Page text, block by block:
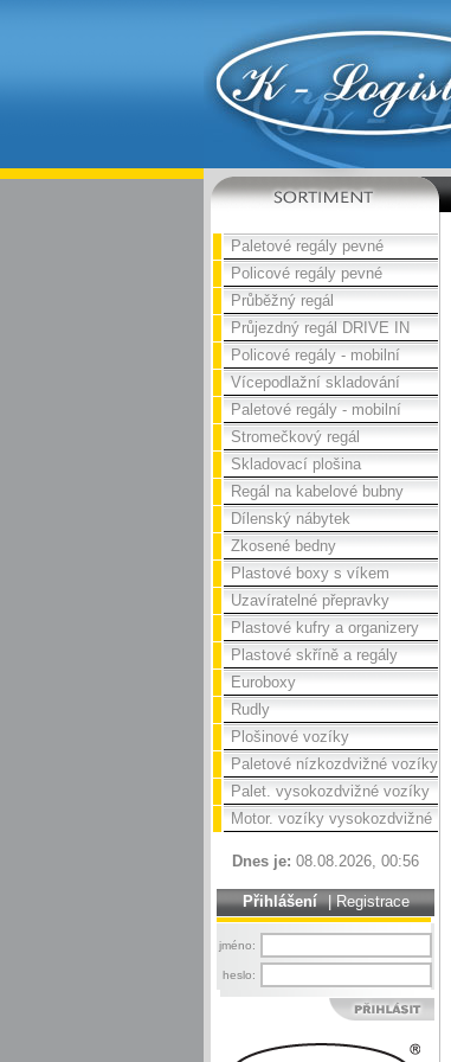
Paletové regály pevné
Policové regály pevné
Průběžný regál
Průjezdný regál DRIVE IN
Policové regály - mobilní
Vícepodlažní skladování
Paletové regály - mobilní
Stromečkový regál
Skladovací plošina
Regál na kabelové bubny
Dílenský nábytek
Zkosené bedny
Plastové boxy s víkem
Uzavíratelné přepravky
Plastové kufry a organizery
Plastové skříně a regály
Euroboxy
Rudly
Plošinové vozíky
Paletové nízkozdvižné vozíky
Palet. vysokozdvižné vozíky
Motor. vozíky vysokozdvižné
Dnes je: 08.08.2026, 00:56
Přihlášení |Registrace
jméno:
heslo: